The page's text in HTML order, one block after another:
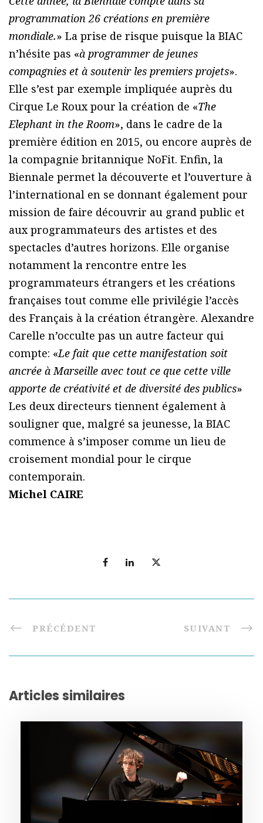
programmation 26 créations en première
mondiale.» La prise de risque puisque la BIAC
n’hésite pas «à programmer de jeunes
compagnies et à soutenir les premiers projets».
Elle s’est par exemple impliquée auprès du
Cirque Le Roux pour la création de «The
Elephant in the Room», dans le cadre de la
première édition en 2015, ou encore auprès de
la compagnie britannique NoFit. Enfin, la
Biennale permet la découverte et l’ouverture à
l’international en se donnant également pour
mission de faire découvrir au grand public et
aux programmateurs des artistes et des
spectacles d’autres horizons. Elle organise
notamment la rencontre entre les
programmateurs étrangers et les créations
françaises tout comme elle privilégie l’accès
des Français à la création étrangère. Alexandre
Carelle n’occulte pas un autre facteur qui
compte: «Le fait que cette manifestation soit
ancrée à Marseille avec tout ce que cette ville
apporte de créativité et de diversité des publics»
Les deux directeurs tiennent également à
souligner que, malgré sa jeunesse, la BIAC
commence à s’imposer comme un lieu de
croisement mondial pour le cirque
contemporain.
Michel CAIRE
PRÉCÉDENT SUIVANT
Articles similaires